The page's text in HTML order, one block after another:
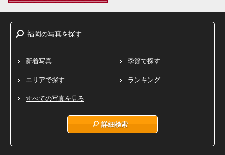
福岡の写真を探す
新着写真 季節で探す
エリアで探す ランキング
すべての写真を見る
詳細検索